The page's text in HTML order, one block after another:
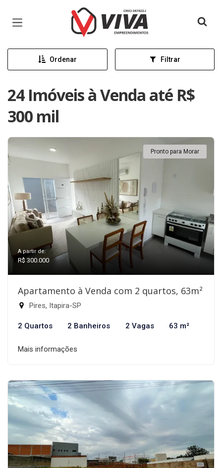
Página inicial
Ordenar Filtrar
24 Imóveis à Venda até R$
300 mil
Pronto para Morar
A partir de:
R$ 300.000
Apartamento à Venda com 2 quartos, 63m²
Pires, Itapira-SP
2 Quartos 2 Banheiros 2 Vagas 63 m²
Mais informações